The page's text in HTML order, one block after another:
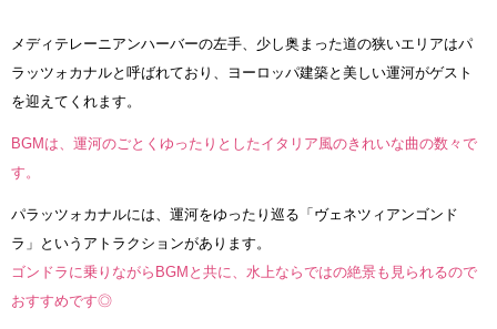
メディテレーニアンハーバーの左手、少し奥まった道の狭いエリアはパ
ラッツォカナルと呼ばれており、ヨーロッパ建築と美しい運河がゲスト
を迎えてくれます。
BGMは、運河のごとくゆったりとしたイタリア風のきれいな曲の数々で
す。
パラッツォカナルには、運河をゆったり巡る「ヴェネツィアンゴンド
ラ」というアトラクションがあります。
ゴンドラに乗りながらBGMと共に、水上ならではの絶景も見られるので
おすすめです◎